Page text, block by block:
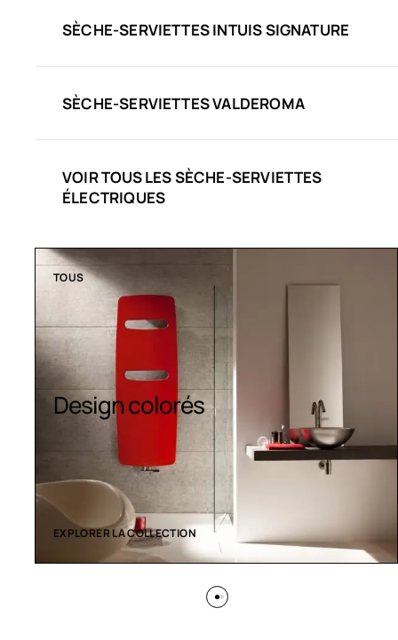
SÈCHE-SERVIETTES INTUIS SIGNATURE
SÈCHE-SERVIETTES VALDEROMA
VOIR TOUS LES SÈCHE-SERVIETTES
ÉLECTRIQUES
Sèche-serviettes
contemporains
EXPLORER LA COLLECTION